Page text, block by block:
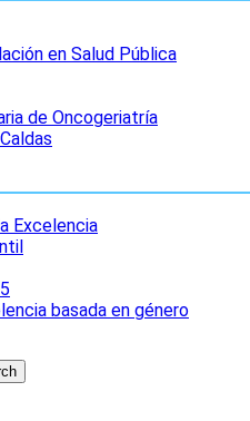
en Salud Pública
de Oncogeriatría
Excelencia
basada en género